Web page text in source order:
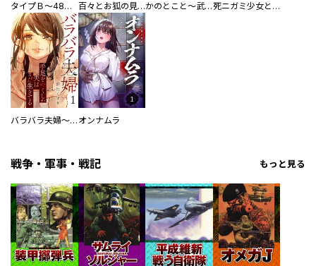
タイプＢ～48時間後、致死率100％～【単話】 百々とお狐の見習い巫女生活【単行本版】 かのとこと～武蔵花町怪話譚～ 【連載版】 死ニガミ少女とスマホ神
バラバラ夫婦～手足をなくした夫はまだ生きてる オンナムラ
戦争・軍事・戦記 もっと見る